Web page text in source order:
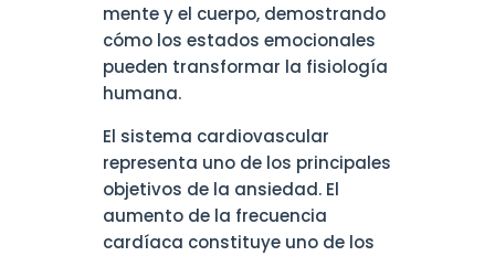
mente y el cuerpo, demostrando
cómo los estados emocionales
pueden transformar la fisiología
humana.
El sistema cardiovascular
representa uno de los principales
objetivos de la ansiedad. El
aumento de la frecuencia
cardíaca constituye uno de los